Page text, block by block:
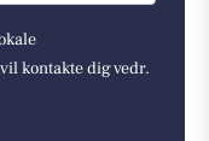
kontakte dig vedr.